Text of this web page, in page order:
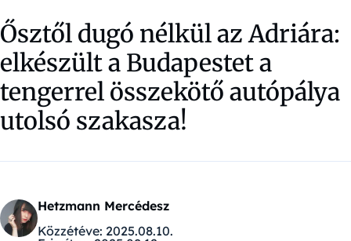
Ősztől dugó nélkül az Adriára:
elkészült a Budapestet a
tengerrel összekötő autópálya
utolsó szakasza!
Hetzmann Mercédesz
Közzétéve: 2025.08.10.